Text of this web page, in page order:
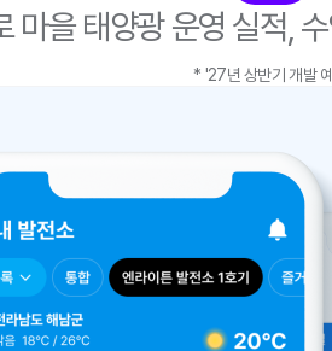
마을 태양광 운영 실적,
* '27년 상반기 개발